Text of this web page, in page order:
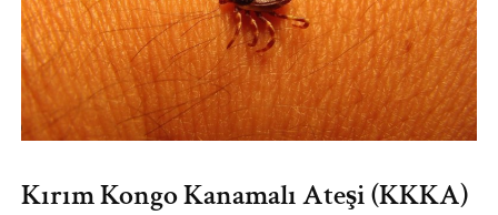
Kırım Kongo Kanamalı Ateşi (KKKA)